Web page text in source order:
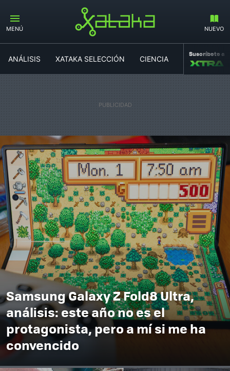
MENÚ NUEVO
ANÁLISIS XATAKA SELECCIÓN CIENCIA MOVILIDAD
Suscríbete a
Samsung Galaxy Z Fold8 Ultra,
análisis: este año no es el
protagonista, pero a mí si me ha
convencido